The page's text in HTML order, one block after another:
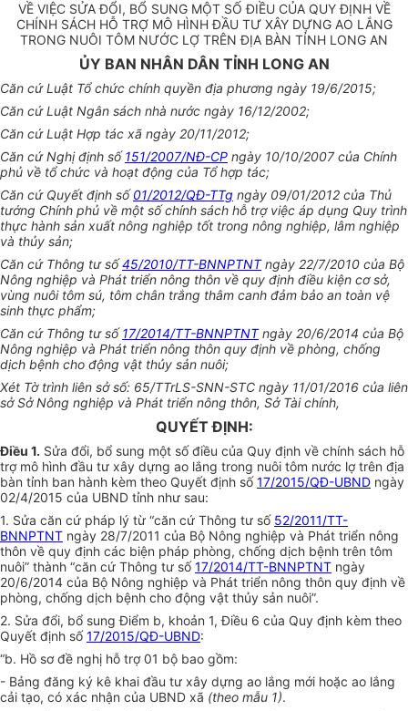
VỀ VIỆC SỬA ĐỔI, BỔ SUNG MỘT SỐ ĐIỀU CỦA QUY ĐỊNH VỀ
CHÍNH SÁCH HỖ TRỢ MÔ HÌNH ĐẦU TƯ XÂY DỰNG AO LẮNG
TRONG NUÔI TÔM NƯỚC LỢ TRÊN ĐỊA BÀN TỈNH LONG AN
ỦY BAN NHÂN DÂN TỈNH LONG AN
Căn cứ Luật Tổ chức chính quyền địa phương ngày 19/6/2015;
Căn cứ Luật Ngân sách nhà nước ngày 16/12/2002;
Căn cứ Luật Hợp tác xã ngày 20/11/2012;
Căn cứ Nghị định số151/2007/NĐ-CP ngày 10/10/2007 của Chính
phủ về tổ chức và hoạt động của Tổ hợp tác;
Căn cứ Quyết định số01/2012/QĐ-TTg ngày 09/01/2012 của Thủ
tướng Chính phủ về một số chính sách hỗ trợ việc áp dụng Quy trình
thực hành sản xuất nông nghiệp tốt trong nông nghiệp, lâm nghiệp
và thủy sản;
Căn cứ Thông tư số45/2010/TT-BNNPTNTngày 22/7/2010 của Bộ
Nông nghiệp và Phát triển nông thôn về quy định điều kiện cơ sở,
vùng nuôi tôm sú, tôm chân trắng thâm canh đảm bảo an toàn vệ
sinh thực phẩm;
Căn cứ Thông tư số17/2014/TT-BNNPTNTngày 20/6/2014 của Bộ
Nông nghiệp và Phát triển nông thôn quy định về phòng, chống
dịch bệnh cho động vật thủy sản nuôi;
Xét Tờ trình liên sở số: 65/TTrLS-SNN-STC ngày 11/01/2016 của liên
sở Sở Nông nghiệp và Phát triển nông thôn, Sở Tài chính,
QUYẾT ĐỊNH:
Điều 1. Sửa đổi, bổ sung một sốđiều của Quy định về chính sách hỗ
trợ mô hình đầu tư xây dựng ao lắng trong nuôi tôm nước lợ trên địa
bàn tỉnh ban hành kèm theo Quyết định số17/2015/QĐ-UBND ngày
02/4/2015 của UBND tỉnh như sau:
1. Sửa căn cứ pháp lý từ “căn cứ Thông tư số 52/2011/TT-
BNNPTNT ngày 28/7/2011 của Bộ Nông nghiệp và Phát triển nông
thôn về quy định các biện pháp phòng, chống dịch bệnh trên tôm
nuôi” thành “căn cứ Thông tư số17/2014/TT-BNNPTNT ngày
20/6/2014 của Bộ Nông nghiệp và Phát triển nông thôn quy định về
phòng, chống dịch bệnh cho động vật thủy sản nuôi”.
2. Sửa đổi, bổ sung Điểm b, khoản 1, Điều 6 của Quy định kèm theo
Quyết định số17/2015/QĐ-UBND:
“b. Hồ sơ đề nghị hỗ trợ 01 bộ bao gồm:
- Bảng đăng ký kê khai đầu tư xây dựng ao lắng mới hoặc ao lắng
cải tạo, có xác nhận của UBND xã (theo mẫu 1).